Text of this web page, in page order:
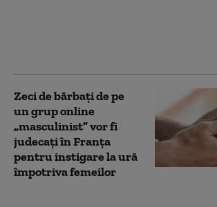
Zeci de bărbați de pe
un grup online
„masculinist” vor fi
judecați în Franța
pentru instigare la ură
împotriva femeilor